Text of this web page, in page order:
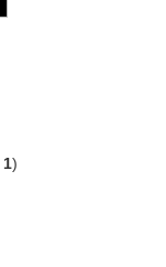
1)